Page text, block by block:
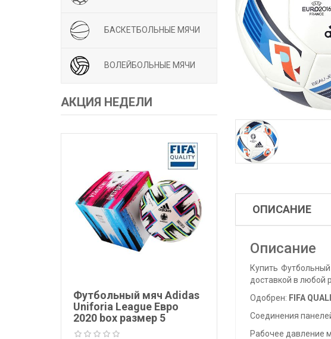
БАСКЕТБОЛЬНЫЕ МЯЧИ
ВОЛЕЙБОЛЬНЫЕ МЯЧИ
АКЦИЯ НЕДЕЛИ
Футбольный мяч Adidas
Uniforia League Евро
2020 box размер 5
ОПИСАНИЕ
Описание
Купить
доставкой в любой
Одобрен: FIFA
Соединения
Рабочее давление